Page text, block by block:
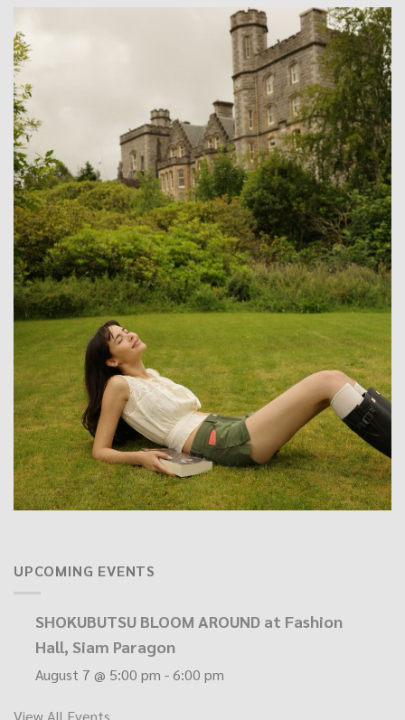
UPCOMING EVENTS
SHOKUBUTSU BLOOM AROUND at Fashion
Hall, Siam Paragon
August 7 @ 5:00 pm -6:00 pm
View All Events